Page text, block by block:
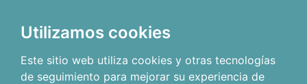
Utilizamos cookies
Este sitio web utiliza cookies y otras tecnologías
de seguimiento para mejorar su experiencia de